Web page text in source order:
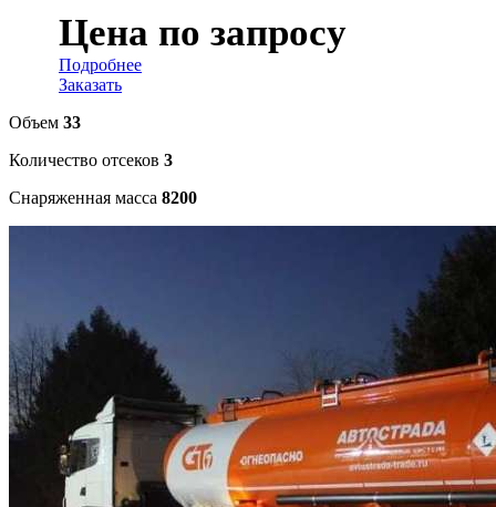
Цена по запросу
Подробнее
Заказать
Объем 33
Количество отсеков 3
Снаряженная масса 8200